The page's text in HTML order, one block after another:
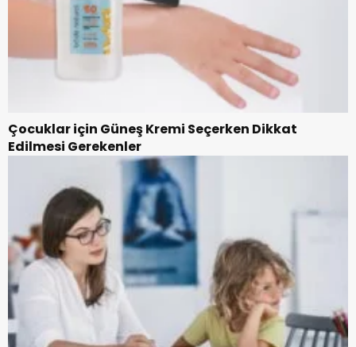
Çocuklar için Güneş Kremi Seçerken Dikkat
Edilmesi Gerekenler